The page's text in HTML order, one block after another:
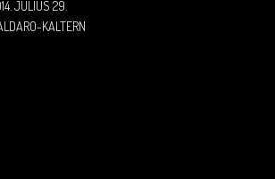
JÚLIUS 29.
KALTERN